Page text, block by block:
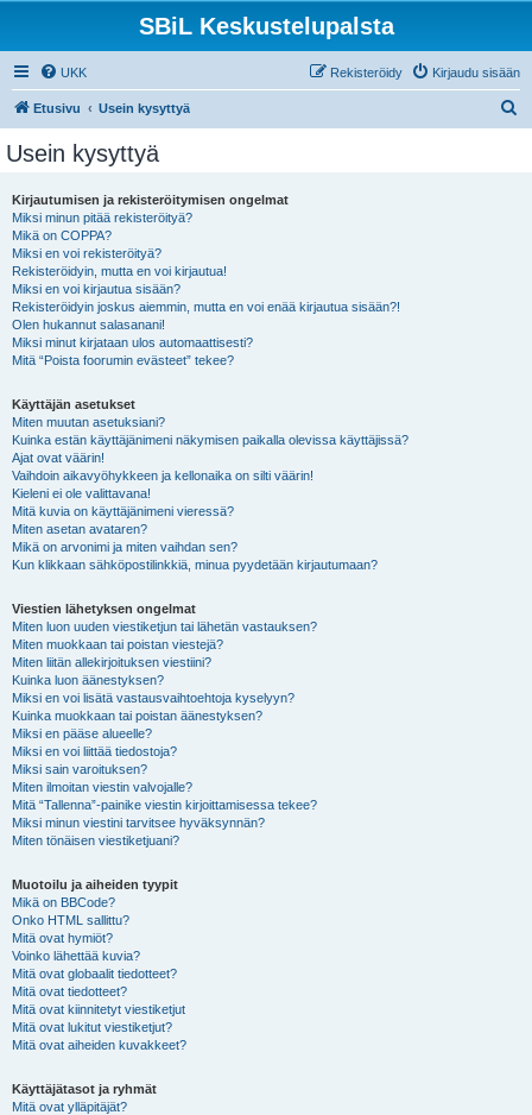
SBiL Keskustelupalsta
UKK Kirjaudu sisään
Rekisteröidy
Etusivu Usein kysyttyä
Usein kysyttyä
Kirjautumisen ja rekisteröitymisen ongelmat
Miksi minun pitää rekisteröityä?
Mikä on COPPA?
Miksi en voi rekisteröityä?
Rekisteröidyin, mutta en voi kirjautua!
Miksi en voi kirjautua sisään?
Rekisteröidyin joskus aiemmin, mutta en voi enää kirjautua sisään?!
Olen hukannut salasanani!
Miksi minut kirjataan ulos automaattisesti?
Mitä “Poista foorumin evästeet” tekee?
Käyttäjän asetukset
Miten muutan asetuksiani?
Kuinka estän käyttäjänimeni näkymisen paikalla olevissa käyttäjissä?
Ajat ovat väärin!
Vaihdoin aikavyöhykkeen ja kellonaika on silti väärin!
Kieleni ei ole valittavana!
Mitä kuvia on käyttäjänimeni vieressä?
Miten asetan avataren?
Mikä on arvonimi ja miten vaihdan sen?
Kun klikkaan sähköpostilinkkiä, minua pyydetään kirjautumaan?
Viestien lähetyksen ongelmat
Miten luon uuden viestiketjun tai lähetän vastauksen?
Miten muokkaan tai poistan viestejä?
Miten liitän allekirjoituksen viestiini?
Kuinka luon äänestyksen?
Miksi en voi lisätä vastausvaihtoehtoja kyselyyn?
Kuinka muokkaan tai poistan äänestyksen?
Miksi en pääse alueelle?
Miksi en voi liittää tiedostoja?
Miksi sain varoituksen?
Miten ilmoitan viestin valvojalle?
Mitä “Tallenna”-painike viestin kirjoittamisessa tekee?
Miksi minun viestini tarvitsee hyväksynnän?
Miten tönäisen viestiketjuani?
Muotoilu ja aiheiden tyypit
Mikä on BBCode?
Onko HTML sallittu?
Mitä ovat hymiöt?
Voinko lähettää kuvia?
Mitä ovat globaalit tiedotteet?
Mitä ovat tiedotteet?
Mitä ovat kiinnitetyt viestiketjut
Mitä ovat lukitut viestiketjut?
Mitä ovat aiheiden kuvakkeet?
Käyttäjätasot ja ryhmät
Mitä ovat ylläpitäjät?